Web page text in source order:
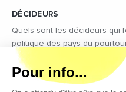
DÉCIDEURS
Quels sont les décideurs qui
politique des pays du